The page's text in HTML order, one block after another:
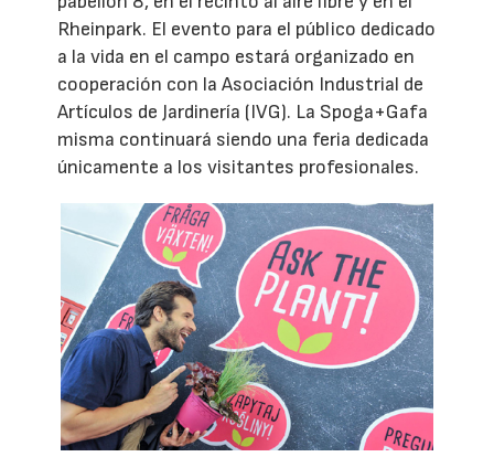
Rheinpark. El evento para el público dedicado
a la vida en el campo estará organizado en
cooperación con la Asociación Industrial de
Artículos de Jardinería (IVG). La Spoga+Gafa
misma continuará siendo una feria dedicada
únicamente a los visitantes profesionales.